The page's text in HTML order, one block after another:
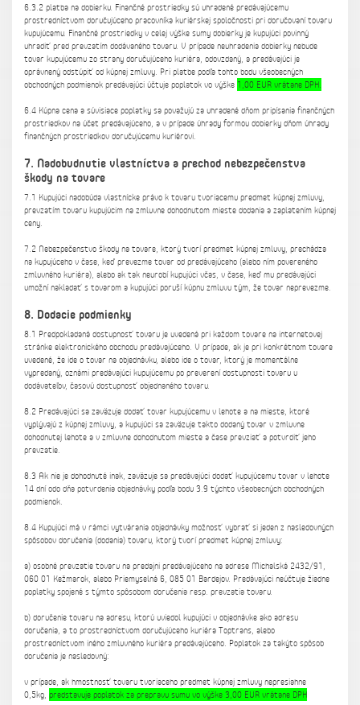
6.3.2 platba na dobierku. Finančné prostriedky sú uhradené predávajúcemu
prostredníctvom doručujúceho pracovníka kuriérskej spoločnosti pri doručovaní tovaru
kupujúcemu. Finančné prostriedky v celej výške sumy dobierky je kupujúci povinný
uhradiť pred prevzatím dodávaného tovaru. V prípade neuhradenia dobierky nebude
tovar kupujúcemu zo strany doručujúceho kuriéra, odovzdaný, a predávajúci je
oprávnený odstúpiť od kúpnej zmluvy. Pri platbe podľa tohto bodu všeobecných
obchodných podmienok predávajúci účtuje poplatok vo výške 1,00 EUR vrátane DPH.
6.4 Kúpna cena a súvisiace poplatky sa považujú za uhradené dňom pripísania finančných
prostriedkov na účet predávajúceho, a v prípade úhrady formou dobierky dňom úhrady
finančných prostriedkov doručujúcemu kuriérovi.
7. Nadobudnutie vlastníctva a prechod nebezpečenstva
škody na tovare
7.1 Kupujúci nadobúda vlastnícke právo k tovaru tvoriacemu predmet kúpnej zmluvy,
prevzatím tovaru kupujúcim na zmluvne dohodnutom mieste dodania a zaplatením kúpnej
ceny.
7.2 Nebezpečenstvo škody na tovare, ktorý tvorí predmet kúpnej zmluvy, prechádza
na kupujúceho v čase, keď prevezme tovar od predávajúceho (alebo ním povereného
zmluvného kuriéra), alebo ak tak neurobí kupujúci včas, v čase, keď mu predávajúci
umožní nakladať s tovarom a kupujúci poruší kúpnu zmluvu tým, že tovar neprevezme.
8. Dodacie podmienky
8.1 Predpokladaná dostupnosť tovaru je uvedená pri každom tovare na internetovej
stránke elektronického obchodu predávajúceho. V prípade, ak je pri konkrétnom tovare
uvedené, že ide o tovar na objednávku, alebo ide o tovar, ktorý je momentálne
vypredaný, oznámi predávajúci kupujúcemu po preverení dostupnosti tovaru u
dodávateľov, časovú dostupnosť objednaného tovaru.
8.2 Predávajúci sa zaväzuje dodať tovar kupujúcemu v lehote a na mieste, ktoré
vyplývajú z kúpnej zmluvy, a kupujúci sa zaväzuje takto dodaný tovar v zmluvne
dohodnutej lehote a v zmluvne dohodnutom mieste a čase prevziať a potvrdiť jeho
prevzatie.
8.3 Ak nie je dohodnuté inak, zaväzuje sa predávajúci dodať kupujúcemu tovar v lehote
14 dní odo dňa potvrdenia objednávky podľa bodu 3.9 týchto všeobecných obchodných
podmienok.
8.4 Kupujúci má v rámci vytvárania objednávky možnosť vybrať si jeden z nasledovných
spôsobov doručenia (dodania) tovaru, ktorý tvorí predmet kúpnej zmluvy:
a) osobné prevzatie tovaru na predajni predávajúceho na adrese Michalská 2432/91,
060 01 Kežmarok, alebo Priemyselná 6, 085 01 Bardejov. Predávajúci neúčtuje žiadne
poplatky spojené s týmto spôsobom doručenia resp. prevzatia tovaru.
b) doručenie tovaru na adresu, ktorú uviedol kupujúci v objednávke ako adresu
doručenia, a to prostredníctvom doručujúceho kuriéra Toptrans, alebo
prostredníctvom iného zmluvného kuriéra predávajúceho. Poplatok za takýto spôsob
doručenia je nasledovný:
v prípade, ak hmostnosť tovaru tvoriaceho predmet kúpnej zmluvy nepresiahne
0,5kg, predstavuje poplatok za prepravu sumu vo výške 3,00 EUR vrátane DPH